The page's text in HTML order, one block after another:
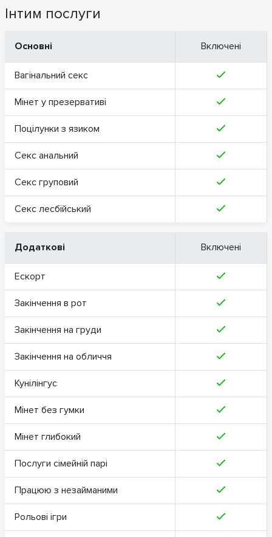
Інтим послуги
Основні Включені
Вагінальний секс
Мінет у презервативі
Поцілунки з язиком
Секс анальний
Секс груповий
Секс лесбійський
Додаткові Включені
Ескорт
Закінчення в рот
Закінчення на груди
Закінчення на обличчя
Кунілінгус
Мінет без гумки
Мінет глибокий
Послуги сімейній парі
Працюю з незайманими
Рольові ігри